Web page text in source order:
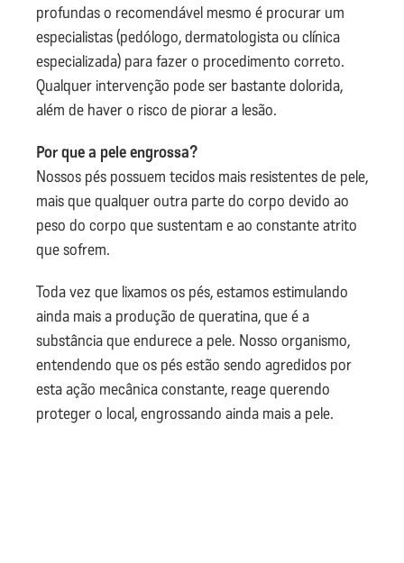
profundas o recomendável mesmo é procurar um
especialistas (pedólogo, dermatologista ou clínica
especializada) para fazer o procedimento correto.
Qualquer intervenção pode ser bastante dolorida,
além de haver o risco de piorar a lesão.
Por que a pele engrossa?
Nossos pés possuem tecidos mais resistentes de pele,
mais que qualquer outra parte do corpo devido ao
peso do corpo que sustentam e ao constante atrito
que sofrem.
Toda vez que lixamos os pés, estamos estimulando
ainda mais a produção de queratina, que é a
substância que endurece a pele. Nosso organismo,
entendendo que os pés estão sendo agredidos por
esta ação mecânica constante, reage querendo
proteger o local, engrossando ainda mais a pele.